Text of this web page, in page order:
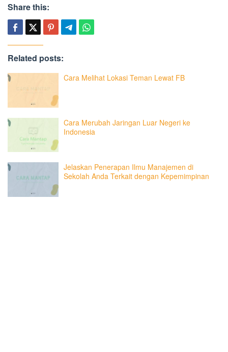
Share this:
Related posts:
Cara Melihat Lokasi Teman Lewat FB
Cara Merubah Jaringan Luar Negeri ke
Indonesia
Jelaskan Penerapan Ilmu Manajemen di
Sekolah Anda Terkait dengan Kepemimpinan